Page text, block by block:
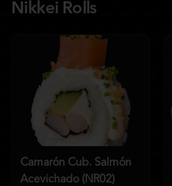
Nikkei Rolls
Camarón Cub. Salmón
Acevichado (NR02)